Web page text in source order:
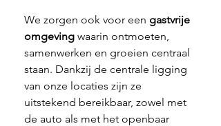
We zorgen ook voor een gastvrije
omgeving waarin ontmoeten,
samenwerken en groeien centraal
staan. Dankzij de centrale ligging
van onze locaties zijn ze
uitstekend bereikbaar, zowel met
de auto als met het openbaar